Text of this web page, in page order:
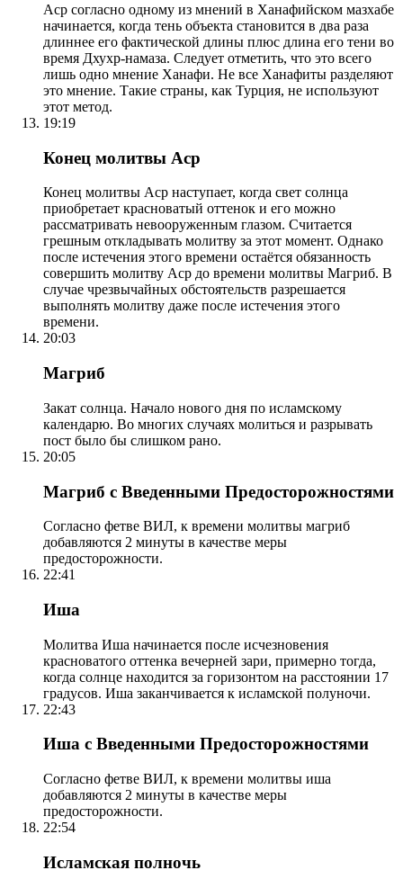
Аср согласно одному из мнений в Ханафийском мазхабе
начинается, когда тень объекта становится в два раза
длиннее его фактической длины плюс длина его тени во
время Дхухр-намаза. Следует отметить, что это всего
лишь одно мнение Ханафи. Не все Ханафиты разделяют
это мнение. Такие страны, как Турция, не используют
этот метод.
19:19
Конец молитвы Аср
Конец молитвы Аср наступает, когда свет солнца
приобретает красноватый оттенок и его можно
рассматривать невооруженным глазом. Считается
грешным откладывать молитву за этот момент. Однако
после истечения этого времени остаётся обязанность
совершить молитву Аср до времени молитвы Магриб. В
случае чрезвычайных обстоятельств разрешается
выполнять молитву даже после истечения этого
времени.
20:03
Магриб
Закат солнца. Начало нового дня по исламскому
календарю. Во многих случаях молиться и разрывать
пост было бы слишком рано.
20:05
Магриб с Введенными Предосторожностями
Согласно фетве ВИЛ, к времени молитвы магриб
добавляются 2 минуты в качестве меры
предосторожности.
22:41
Иша
Молитва Иша начинается после исчезновения
красноватого оттенка вечерней зари, примерно тогда,
когда солнце находится за горизонтом на расстоянии 17
градусов. Иша заканчивается к исламской полуночи.
22:43
Иша с Введенными Предосторожностями
Согласно фетве ВИЛ, к времени молитвы иша
добавляются 2 минуты в качестве меры
предосторожности.
22:54
Исламская полночь